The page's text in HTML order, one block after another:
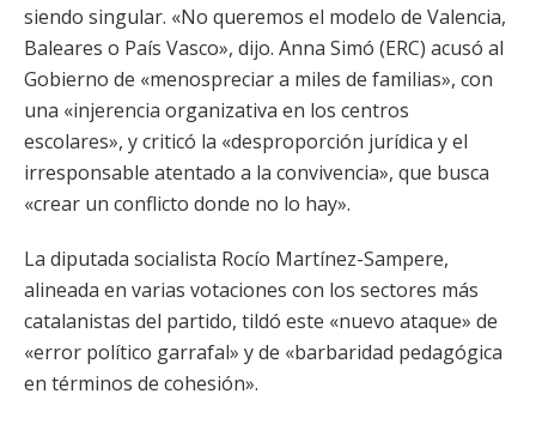
siendo singular. «No queremos el modelo de Valencia,
Baleares o País Vasco», dijo. Anna Simó (ERC) acusó al
Gobierno de «menospreciar a miles de familias», con
una «injerencia organizativa en los centros
escolares», y criticó la «desproporción jurídica y el
irresponsable atentado a la convivencia», que busca
«crear un conflicto donde no lo hay».
La diputada socialista Rocío Martínez-Sampere,
alineada en varias votaciones con los sectores más
catalanistas del partido, tildó este «nuevo ataque» de
«error político garrafal» y de «barbaridad pedagógica
en términos de cohesión».